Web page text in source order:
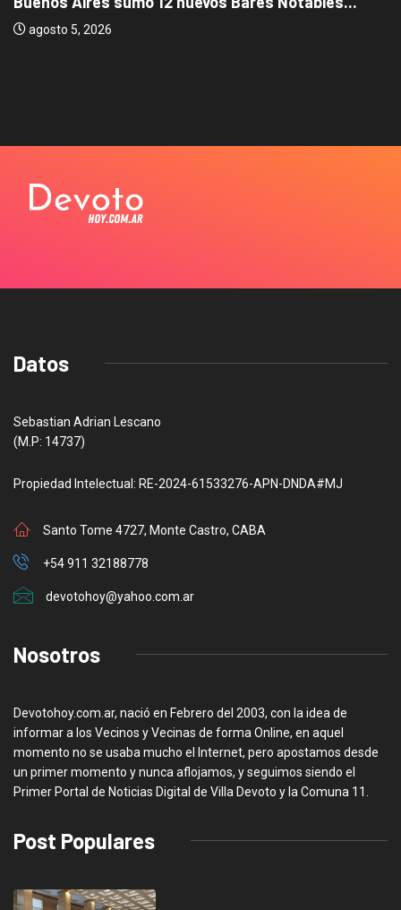
agosto 5, 2026
Datos
Sebastian Adrian Lescano
(M.P: 14737)
Propiedad Intelectual: RE-2024-61533276-APN-DNDA#MJ
Santo Tome 4727, Monte Castro, CABA
+54 911 32188778
devotohoy@yahoo.com.ar
Nosotros
Devotohoy.com.ar, nació en Febrero del 2003, con la idea de
informar a los Vecinos y Vecinas de forma Online, en aquel
momento no se usaba mucho el Internet, pero apostamos desde
un primer momento y nunca aflojamos, y seguimos siendo el
Primer Portal de Noticias Digital de Villa Devoto y la Comuna 11.
Post Populares